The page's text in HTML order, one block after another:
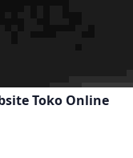
Toko Online